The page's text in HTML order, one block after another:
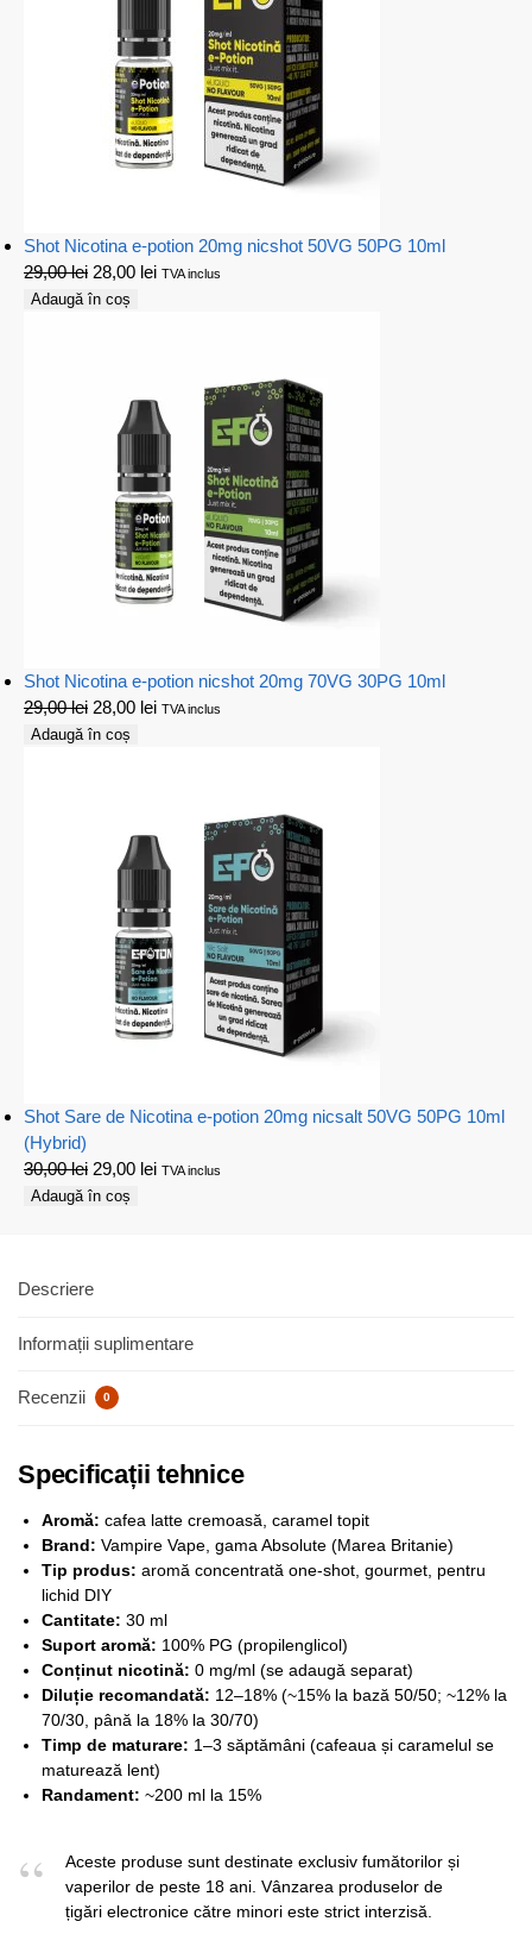
Shot Nicotina e-potion 20mg nicshot 50VG 50PG 10ml
29,00lei 28,00 lei TVA inclus
Adaugă în coș
Shot Nicotina e-potion nicshot 20mg 70VG 30PG 10ml
29,00lei 28,00 lei TVA inclus
Adaugă în coș
Shot Sare de Nicotina e-potion 20mg nicsalt 50VG 50PG 10ml
(Hybrid)
30,00lei 29,00 lei TVA inclus
Adaugă în coș
Descriere
Informații suplimentare
Recenzii 0
Specificații tehnice
Aromă: cafea latte cremoasă, caramel topit
Brand: Vampire Vape, gama Absolute (Marea Britanie)
Tip produs: aromă concentrată one-shot, gourmet, pentru
lichid DIY
Cantitate: 30 ml
Suport aromă: 100% PG (propilenglicol)
Conținut nicotină: 0 mg/ml (se adaugă separat)
Diluție recomandată: 12–18% (~15% la bază 50/50; ~12% la
70/30, până la 18% la 30/70)
Timp de maturare: 1–3 săptămâni (cafeaua și caramelul se
maturează lent)
Randament: ~200 ml la 15%
Aceste produse sunt destinate exclusiv fumătorilor și
vaperilor de peste 18 ani. Vânzarea produselor de
țigări electronice către minori este strict interzisă.